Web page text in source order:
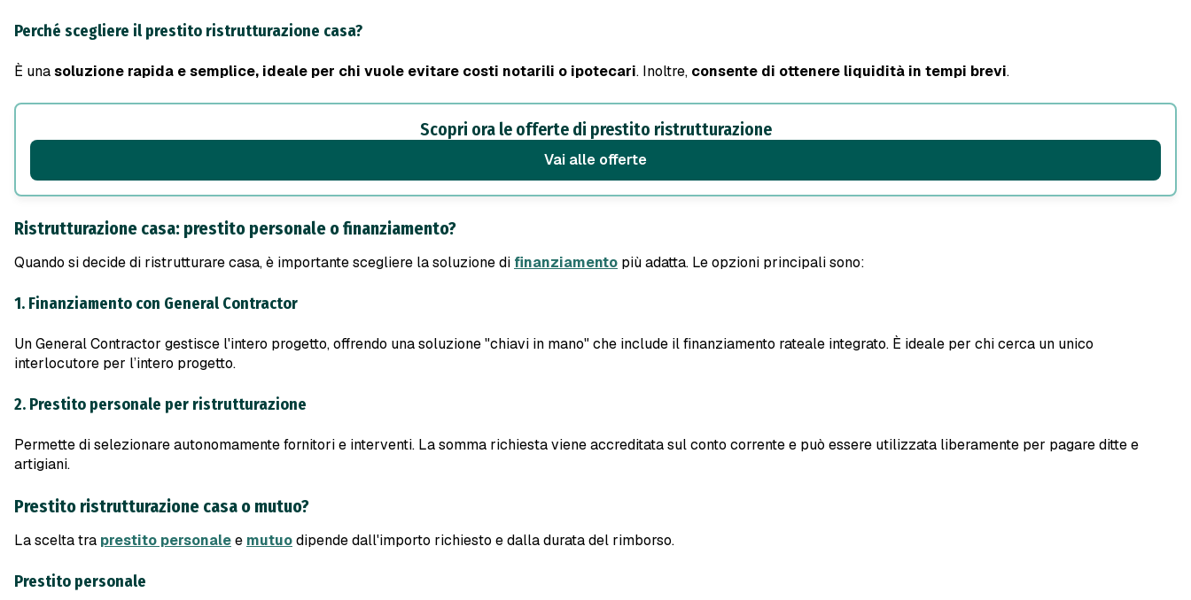
Perché scegliere il prestito ristrutturazione casa?
È unasoluzione rapida e semplice, ideale per chi vuole evitare costi notarili o ipotecari. Inoltre, consente di ottenere liquidità in tempi brevi.
Scopri ora le offerte di prestito ristrutturazione
vai alle offerte
Ristrutturazione casa: prestito personale o finanziamento?
Quando si decide di ristrutturare casa, è importante scegliere la soluzione di finanziamento più adatta. Le opzioni principali sono:
1. Finanziamento con General Contractor
Un General Contractor gestisce l'intero progetto, offrendo una soluzione "chiavi in mano" che include il finanziamento rateale integrato. È ideale per chi cerca un unico
interlocutore per l’intero progetto.
2. Prestito personale per ristrutturazione
Permette di selezionare autonomamente fornitori e interventi. La somma richiesta viene accreditata sul conto corrente e può essere utilizzata liberamente per pagare ditte e
artigiani.
Prestito ristrutturazione casa o mutuo?
La scelta tra prestito personalee mutuodipende dall'importo richiesto e dalla durata del rimborso.
Prestito personale